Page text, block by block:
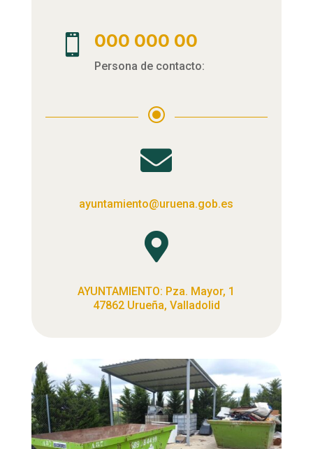
 000 000 00
Persona de contacto:
\

ayuntamiento@uruena.gob.es

AYUNTAMIENTO: Pza. Mayor, 1
47862 Urueña, Valladolid